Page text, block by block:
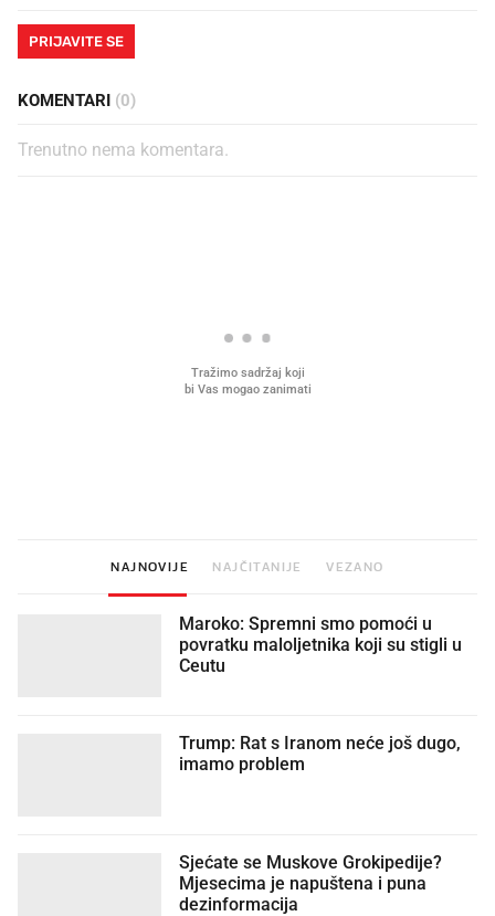
PRIJAVITE SE
KOMENTARI (0)
Trenutno nema komentara.
NAJNOVIJE NAJČITANIJE VEZANO
Maroko: Spremni smo pomoći u
povratku maloljetnika koji su stigli u
Ceutu
Trump: Rat s Iranom neće još dugo,
imamo problem
Sjećate se Muskove Grokipedije?
Mjesecima je napuštena i puna
dezinformacija